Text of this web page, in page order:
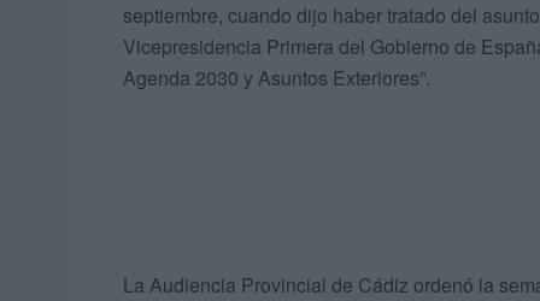
septiembre, cuando dijo haber tratado del
Vicepresidencia Primera del Gobierno de
Agenda 2030 y Asuntos Exteriores”.
La Audiencia Provincial de Cádiz ordenó la